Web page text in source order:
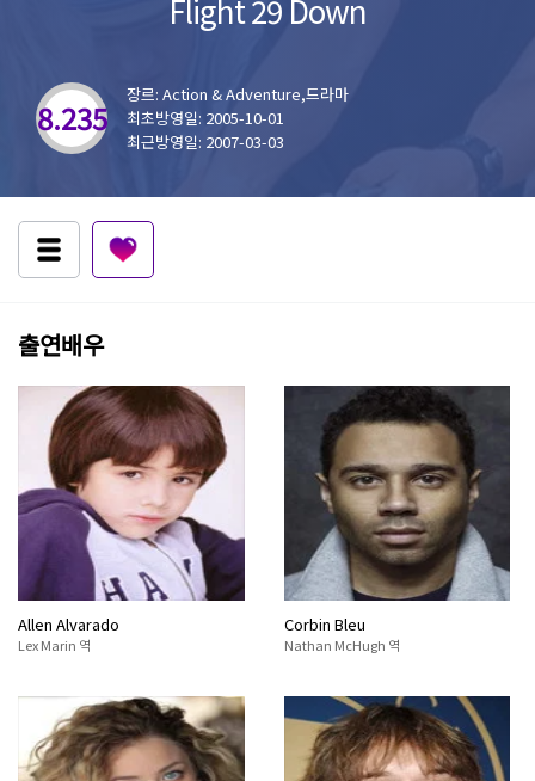
Flight 29 Down
8.235
장르: Action & Adventure,드라마
최초방영일: 2005-10-01
최근방영일: 2007-03-03
출연배우
Allen Alvarado
Lex Marin 역
Corbin Bleu
Nathan McHugh 역